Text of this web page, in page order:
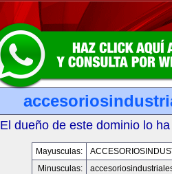
El dueño de este dominio lo
Mayusculas:
Minusculas: